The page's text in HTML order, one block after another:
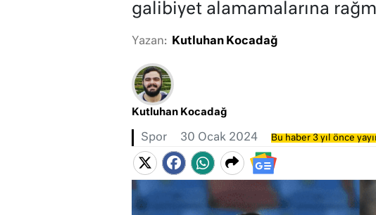
galibiyet alamamalarına
Yazan: Kutluhan Kocadağ
Kutluhan Kocadağ
Spor 30 Ocak 2024 Bu haber 3 yıl önce